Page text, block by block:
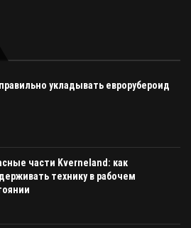
укладывать еврорубероид
части Kverneland: как
технику в рабочем